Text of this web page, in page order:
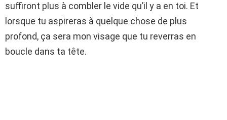
suffiront plus à combler le vide qu’il y a en toi. Et
lorsque tu aspireras à quelque chose de plus
profond, ça sera mon visage que tu reverras en
boucle dans ta tête.